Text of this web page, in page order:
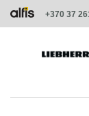
Paste this code
+370 37